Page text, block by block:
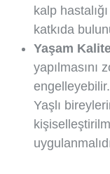
kalp
katkıda
Yaşam
yapılmasını
engelleyebilir.
Yaşlı